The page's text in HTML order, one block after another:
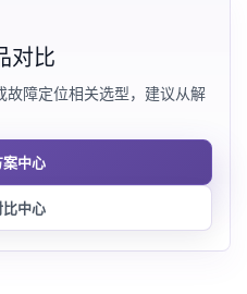
对比
障定位相关选型，建议从解
中心
中心